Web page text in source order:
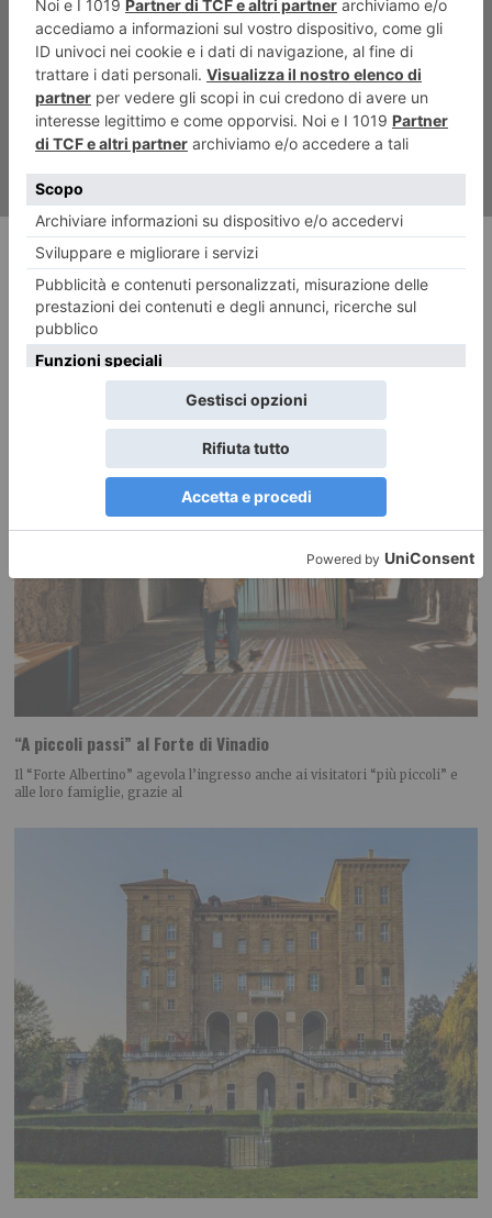
Il biologico per nutrire e
tutelare il pianeta
RECENTI:
“A piccoli passi” al Forte di Vinadio
Il “Forte Albertino” agevola l’ingresso anche ai visitatori “più piccoli” e
alle loro famiglie, grazie al